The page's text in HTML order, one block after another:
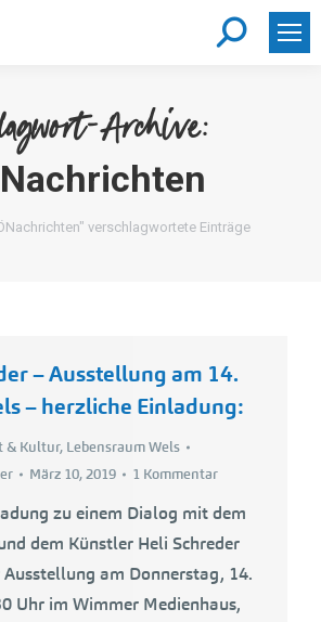
Search:
Archive:
hier: verschlagwortete Einträge
– Ausstellung am 14.
– herzliche Einladung:
& Kultur, Lebensraum Wels
März 10, 2019 1 Kommentar
zu einem Dialog mit dem
dem Künstler Heli Schreder
am Donnerstag, 14.
Uhr im Wimmer Medienhaus,